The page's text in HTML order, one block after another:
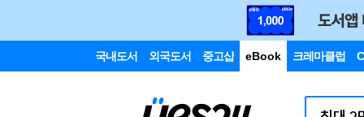
국내도서 외국도서 중고샵 eBook 크레마클럽